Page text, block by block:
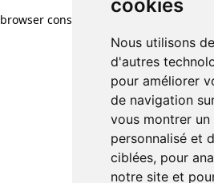
cookies
Nous utilisons
d'autres
pour améliorer
de navigation
vous montrer un
personnalisé et
ciblées, pour
notre site et
browser console for more information)